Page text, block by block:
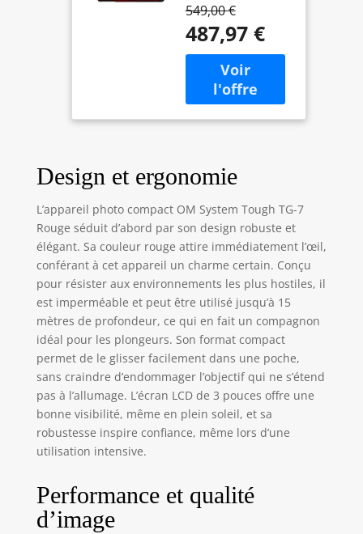
température
jusqu’à -10 °C,
antichoc jusqu’à
2,1 m, boîtier anti-
poussière et
technologie anti-
buée Haute qualité
résolution F2.0,
capteur d’image
CMOS haute
vitesse de 12 MP,
processeur
d’image TruePic
VIII, RAW, vidéo 4K,
modes de prise de
vue sous-marine et
macro Système de
capteurs
d’environnement :
GPS, manomètre,
capteur de
température,
boussole, partage
d’images et suivi
fonctionnalités par
rapport au
549,00 €
487,97 €
Design et ergonomie
L’appareil photo compact OM System Tough TG-7
Rouge séduit d’abord par son design robuste et
élégant. Sa couleur rouge attire immédiatement l’œil,
conférant à cet appareil un charme certain. Conçu
pour résister aux environnements les plus hostiles, il
est imperméable et peut être utilisé jusqu’à 15
mètres de profondeur, ce qui en fait un compagnon
idéal pour les plongeurs. Son format compact
permet de le glisser facilement dans une poche,
sans craindre d’endommager l’objectif qui ne s’étend
pas à l’allumage. L’écran LCD de 3 pouces offre une
bonne visibilité, même en plein soleil, et sa
robustesse inspire confiance, même lors d’une
utilisation intensive.
Performance et qualité
d’image